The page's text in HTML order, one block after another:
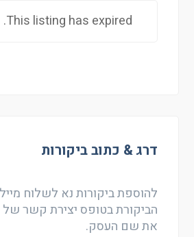
This listing has expired.
דרג & כתוב ביקורות
להוספת ביקורות נא לשלוח
הביקורת בטופס יצירת קשר של
את שם העסק.